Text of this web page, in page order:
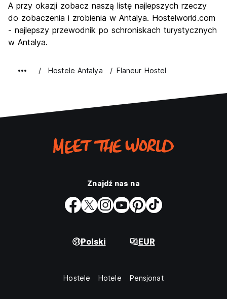
A przy okazji zobacz naszą listę najlepszych rzeczy
do zobaczenia i zrobienia w Antalya. Hostelworld.com
- najlepszy przewodnik po schroniskach turystycznych
w Antalya.
Hostele Antalya Flaneur Hostel
Znajdź nas na
Polski EUR
Hostele Hotele Pensjonat